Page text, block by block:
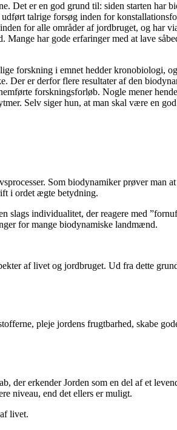
Det er en god grund til: siden starten har
talrige forsøg inden for
for alle områder af jordbruget, og har
har gode erfaringer med at lave
forskning i emnet hedder kronobiologi,
er derfor flere resultater af den
forskningsforløb. Nogle mener
Selv siger hun, at man skal være en
Som biodynamiker prøver man
i ordet ægte betydning.
individualitet, der reagere med
for mange biodynamiske landmænd.
af livet og jordbruget. Ud fra dette
pleje jordens frugtbarhed, skabe
der erkender Jorden som en del af et
niveau, end det ellers er muligt.
livet.